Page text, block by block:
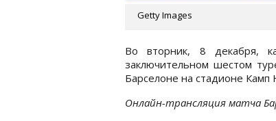
Getty Images
Во вторник, 8 декабря,
заключительном шестом
Барселоне на стадионе Камп
Онлайн-трансляция матча